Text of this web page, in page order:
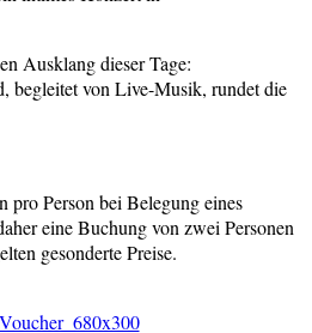
Ausklang dieser Tage:
begleitet von Live-Musik, rundet die
pro Person bei Belegung eines
eine Buchung von zwei Personen
gesonderte Preise.